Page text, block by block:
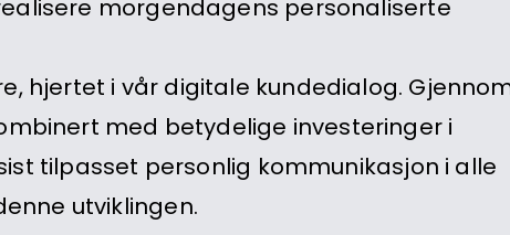
morgendagens personaliserte
hjertet i vår digitale kundedialog.
med betydelige investeringer i
tilpasset personlig kommunikasjon i alle
utviklingen.